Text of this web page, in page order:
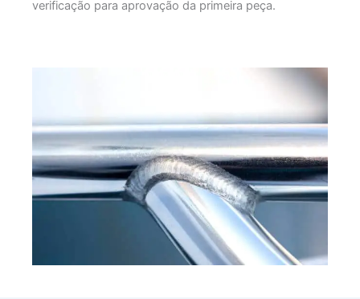
verificação para aprovação da primeira peça.